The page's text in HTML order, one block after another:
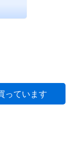
っています